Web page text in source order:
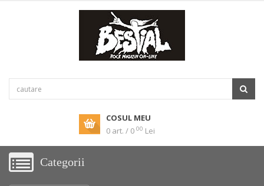
COSUL MEU
0 art. / 0 00 Lei
Categorii